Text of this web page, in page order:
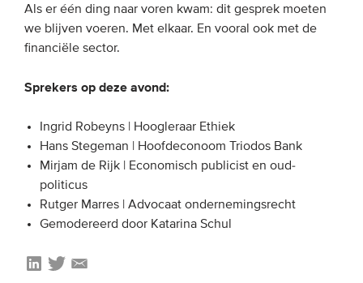
UITGEBREID ZOEKEN
Als er één ding naar voren kwam: dit gesprek moeten
we blijven voeren. Met elkaar. En vooral ook met de
financiële sector.
Sprekers op deze avond:
Ingrid Robeyns |
Hoogleraar Ethiek
Hans Stegeman |
Hoofdeconoom Triodos Bank
Mirjam de Rijk |
Economisch publicist en oud-
politicus
Rutger Marres |Advocaat ondernemingsrecht
Gemodereerd door Katarina Schul